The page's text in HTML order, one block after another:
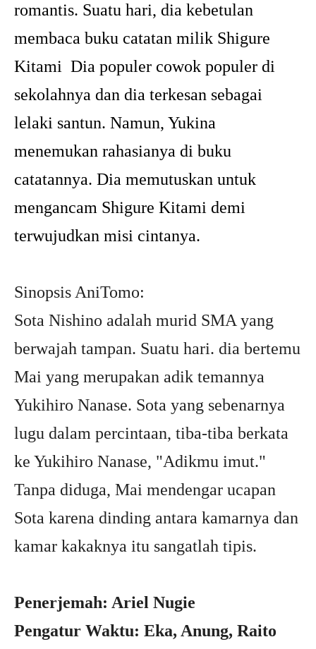
romantis. Suatu hari, dia kebetulan
membaca buku catatan milik Shigure
Kitami Dia populer cowok populer di
sekolahnya dan dia terkesan sebagai
lelaki santun. Namun, Yukina
menemukan rahasianya di buku
catatannya. Dia memutuskan untuk
mengancam Shigure Kitami demi
terwujudkan misi cintanya.
Sinopsis AniTomo:
Sota Nishino adalah murid SMA yang
berwajah tampan. Suatu hari. dia bertemu
Mai yang merupakan adik temannya
Yukihiro Nanase. Sota yang sebenarnya
lugu dalam percintaan, tiba-tiba berkata
ke Yukihiro Nanase, "Adikmu imut."
Tanpa diduga, Mai mendengar ucapan
Sota karena dinding antara kamarnya dan
kamar kakaknya itu sangatlah tipis.
Penerjemah: Ariel Nugie
Pengatur Waktu: Eka, Anung, Raito